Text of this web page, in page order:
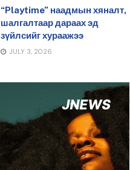
“Playtime” наадмын хяналт,
шалгалтаар дараах эд
зүйлсийг хураажээ
JULY 3, 2026